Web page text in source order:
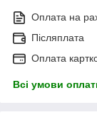
Оплата на
Післяплата
Оплата
Всі умови